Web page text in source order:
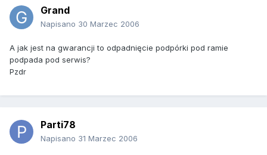
Grand
Napisano 30 Marzec 2006
A jak jest na gwarancji to odpadnięcie podpórki pod ramie
podpada pod serwis?
Pzdr
Parti78
Napisano 31 Marzec 2006